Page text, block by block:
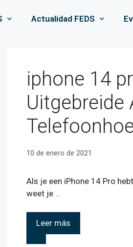
Actualidad FEDS
iphone 14
Uitgebreide
10 de enero de 2021
Als je een iPhone 14 Pro
weet je …
Leer más